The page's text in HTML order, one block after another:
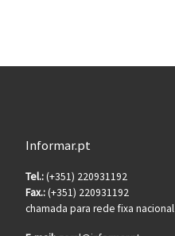
Informar.pt
Tel.:(+351) 220931192
Fax.:(+351) 220931192
chamada para rede fixa nacional